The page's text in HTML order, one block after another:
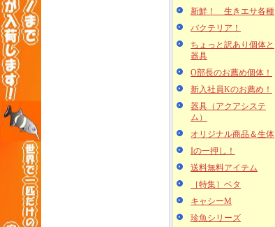
新鮮！ 生きエサ各種
バクテリア！
ちょっと訳あり個体と
器具
O部長のお薦め個体！
新入社員Kのお薦め！
器具（アクアシステ
ム）
オリジナル商品＆生体
Iの一押し！
送料無料アイテム
［特集］ベタ
キャシーM
珍魚シリーズ